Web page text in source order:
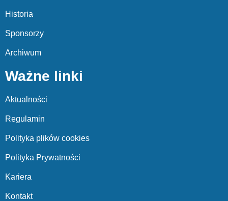
Historia
Sponsorzy
Archiwum
Ważne linki
Aktualności
Regulamin
Polityka plików cookies
Polityka Prywatności
Kariera
Kontakt